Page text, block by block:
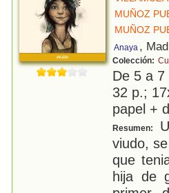
MUÑOZ
MUÑOZ
Anaya ,
Colección:
De 5 a
32 p.;
papel +
Resumen:
viudo,
que
hija de